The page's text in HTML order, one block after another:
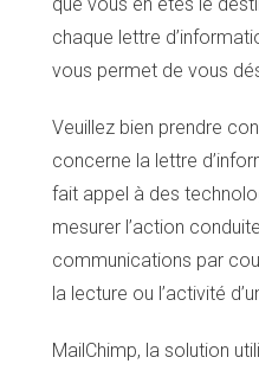
chaque lettre
vous permet de vous
Veuillez bien prendre
concerne la lettre
fait appel à des
mesurer l’action
communications par
la lecture ou l’activité
MailChimp, la solution